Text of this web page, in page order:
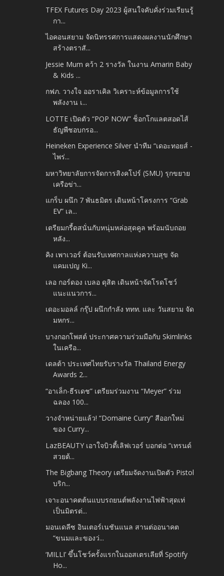
TFEX Futures Day 2023 ผู้สนใจคับคั่งร่วมเรียนรู้
กา...
ไอคอนสยาม จัดนิทรรศการแสดงผลงานนักศึกษา
สร้างตราสั...
Jessie Mum คว้า 2 รางวัล ในงาน Amarin Baby
& Kids ...
กฟภ. วางใจ ออราเคิล วิเคราะห์ข้อมูลการใช้
พลังงาน เ...
LOTTE เปิดตัว “POP NOW” ช็อกโกแลตสอดไส้
ธัญพืชอบกรอ...
Heineken Experience Silver นำทีม “เดอะทอยส์ -
ไพร่...
มหาวิทยาลัยการจัดการสิงคโปร์ (SMU) รุกขยาย
เครือข่า...
แกร็บ ผนึก 7 พันธมิตร เดินหน้าโครงการ “Grab
EV” เล...
เตรียมกรี้ดสนั่นกับหนุ่มหล่อสุดคูล พร้อมนับถอย
หลัง...
คิง เพาเวอร์ ต้อนรับเทศกาลแห่งความสุข จัด
แคมเปญ Ki...
เลอ กอร์ดอง เบลอ ดุสิต เดินหน้าจัดโรดโชว์
แนะแนวการ...
เดอะมอลล์ กรุ๊ป ผนึกกำลัง ททท. และ วันสยาม จัด
มหกร...
บางกอกโพสต์ ประกาศความร่วมมือกับ Skimlinks
ในเครือ...
เดลต้า ประเทศไทยรับรางวัล Thailand Energy
Awards 2...
“อาเล็ก-ธีรเดช” เตรียมร่วมงาน “Meyer” ร่วม
ฉลอง 100...
วางจำหน่ายแล้ว! “Domaine Curry” สีออกใหม่
ของ Curry...
LazBEAUTY เอาใจบิวตี้เลิฟเวอร์ บอกต่อ “เทรนด์
สวยต้...
The Bigbang Theory เตรียมจัดงานเปิดตัว Pistol
บริก...
เจาะอนาคตต้นแบบรถยนต์พลังงานไฟฟ้าสุดเท่
เป็นมิตรต่...
มอนเดลีซ อินเตอร์เนชันแนล สานต่ออนาคต
“ขนมและของว่...
‘MILLI’ ขึ้นโชว์ครั้งแรกในออสเตรเลียที่ Spotify
Ho...